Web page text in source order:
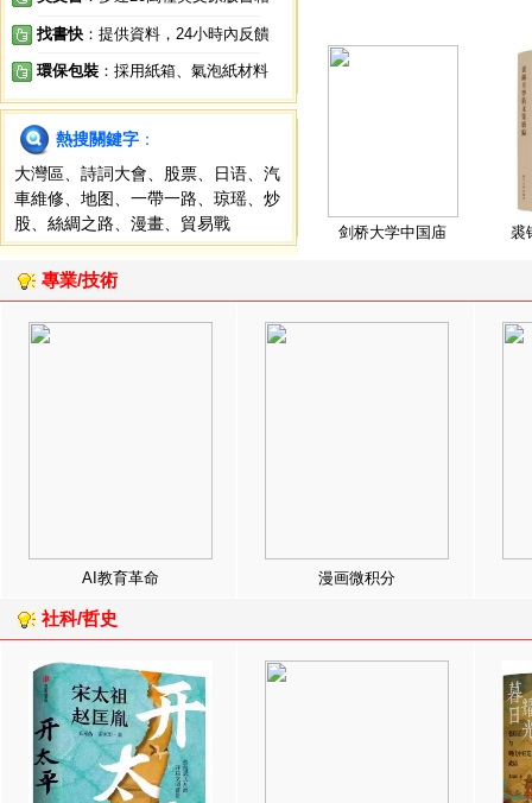
找書快 ：提供資料，24小時內反饋
環保包裝 ：採用紙箱、氣泡紙材料
熱搜關鍵字 ：
大灣區
詩詞大會 股票 日语
汽
車維修
地图 一帶一路 琼瑶
炒
股
絲綢之路 漫畫 貿易戰 剑桥大学中国庙 裘
專業/技術
AI教育革命 漫画微积分
社科/哲史